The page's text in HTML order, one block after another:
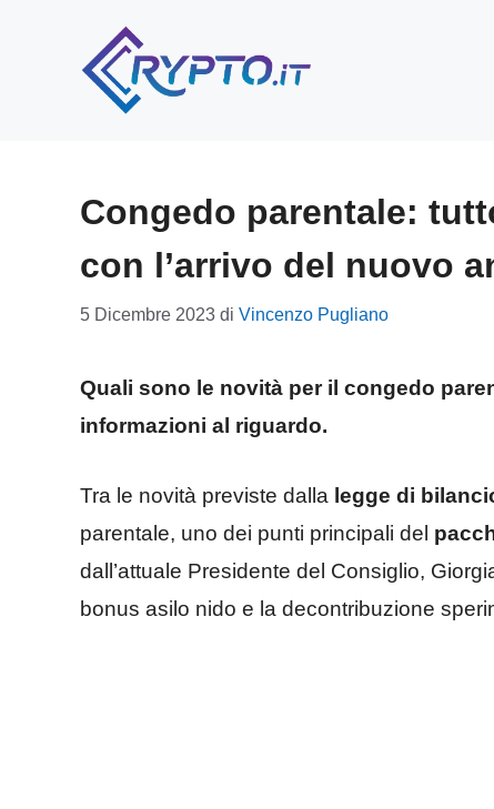
Congedo parentale:
con l’arrivo del nuovo
5 Dicembre 2023 di Vincenzo Pugliano
Quali sono le novità per il congedo
informazioni al riguardo.
Tra le novità previste dalla legge di
parentale, uno dei punti principali del
dall’attuale Presidente del Consiglio,
bonus asilo nido e la decontribuzione